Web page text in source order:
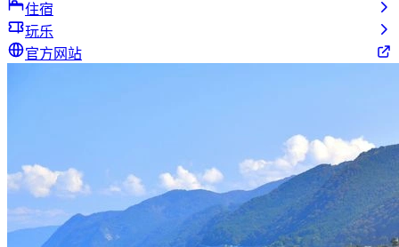
住宿
玩乐
官方网站